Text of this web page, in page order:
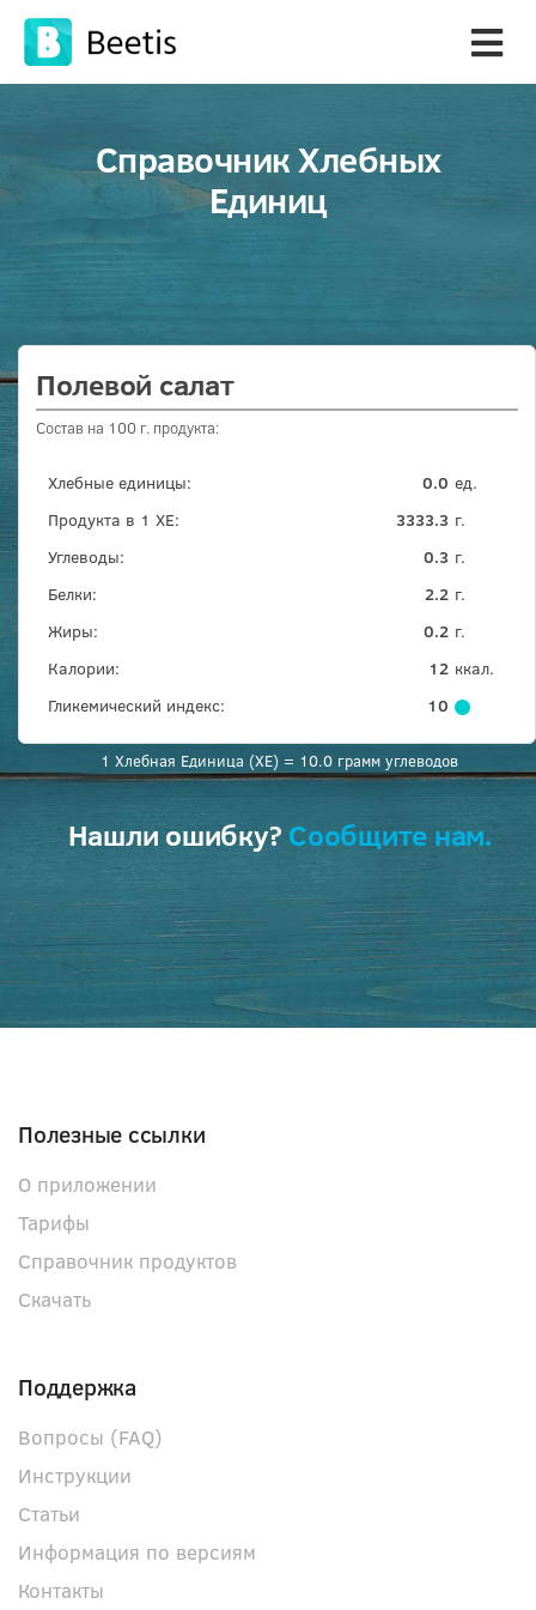
Справочник Хлебных
Единиц
Полевой салат
Состав на 100 г. продукта:
Хлебные единицы: ед.
0.0
Продукта в 1 ХЕ:
г.
3333.3
Углеводы:
г.
0.3
Белки:
г.
2.2
Жиры:
г.
0.2
Калории:
ккал.
12
Гликемический индекс:
10
1 Хлебная Единица (ХЕ) = 10.0 грамм углеводов
Нашли ошибку?Сообщите нам.
Полезные ссылки
О приложении
Тарифы
Справочник продуктов
Скачать
Поддержка
Вопросы (FAQ)
Инструкции
Статьи
Информация по версиям
Контакты